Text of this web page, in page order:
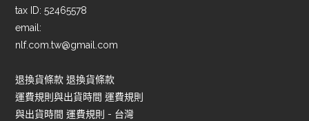
tax ID: 52465578
email:
nlf.com.tw@gmail.com
退換貨條款 退換貨條款
運費規則與出貨時間 運費規則
與出貨時間 運費規則 - 台灣